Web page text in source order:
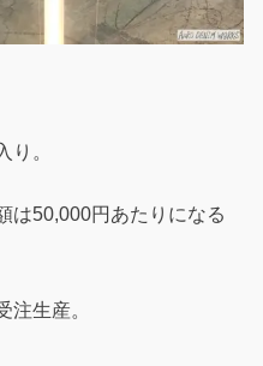
り。
は50,000円あたりになる
注生産。